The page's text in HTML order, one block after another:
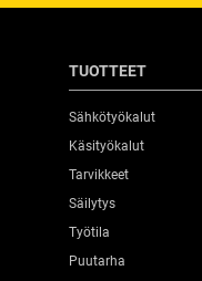
TUOTTEET
Sähkötyökalut
Käsityökalut
Tarvikkeet
Säilytys
Työtila
Puutarha